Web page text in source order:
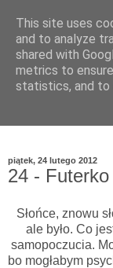
piątek, 24 lutego 2012
24 -
Słońce, znowu
ale było. Co
samopoczucia.
bo mogłabym
This site uses
and to analyze
shared with
metrics to
statistics, and to